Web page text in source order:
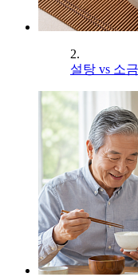
2.
설탕 vs 소